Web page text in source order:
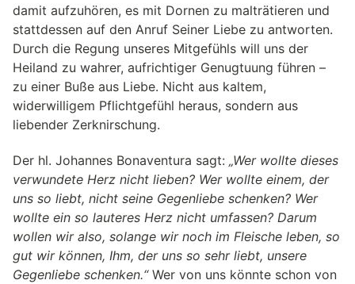
damit aufzuhören, es mit Dornen zu malträtieren und
stattdessen auf den Anruf Seiner Liebe zu antworten.
Durch die Regung unseres Mitgefühls will uns der
Heiland zu wahrer, aufrichtiger Genugtuung führen –
zu einer Buße aus Liebe. Nicht aus kaltem,
widerwilligem Pflichtgefühl heraus, sondern aus
liebender Zerknirschung.
Der hl. Johannes Bonaventura sagt: „Wer wollte dieses
verwundete Herz nicht lieben? Wer wollte einem, der
uns so liebt, nicht seine Gegenliebe schenken? Wer
wollte ein so lauteres Herz nicht umfassen? Darum
wollen wir also, solange wir noch im Fleische leben, so
gut wir können, Ihm, der uns so sehr liebt, unsere
Gegenliebe schenken.“Wer von uns könnte schon von